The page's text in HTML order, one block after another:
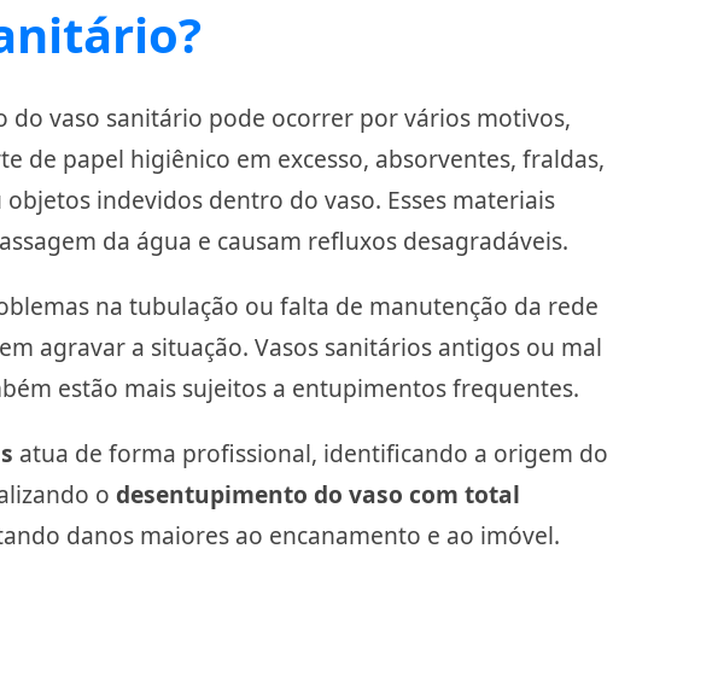
do vaso sanitário pode ocorrer por vários motivos,
de papel higiênico em excesso, absorventes, fraldas,
indevidos dentro do vaso. Esses materiais
da água e causam refluxos desagradáveis.
na tubulação ou falta de manutenção da rede
agravar a situação. Vasos sanitários antigos ou mal
estão mais sujeitos a entupimentos frequentes.
atua de forma profissional, identificando a origem do
o desentupimento do vaso com total
danos maiores ao encanamento e ao imóvel.